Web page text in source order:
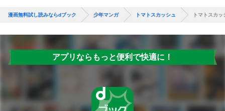
漫画無料試し読みならdブック 少年マンガ トマトスカッシュ トマトスカ
アプリならもっと便利で快適に！